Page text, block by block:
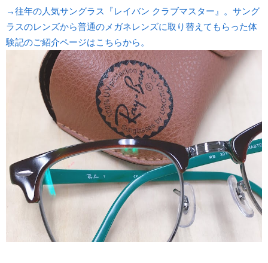
→往年の人気サングラス『レイバン クラブマスター』。サング
ラスのレンズから普通のメガネレンズに取り替えてもらった体
験記のご紹介ページはこちらから。